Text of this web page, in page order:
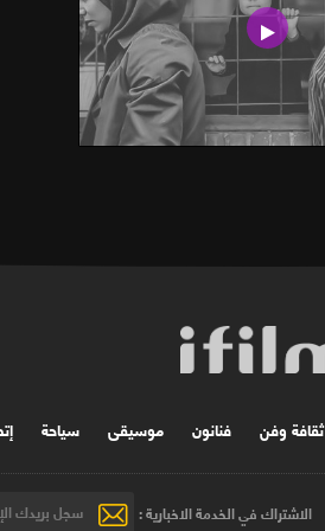
ثقافة وفن فنانون موسیقی سياحة
الاشتراك في الخدمة الاخبارية :